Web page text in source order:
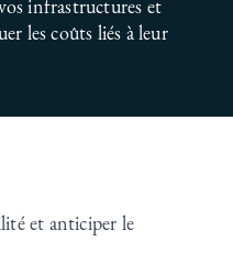
infrastructures et
les coûts liés à leur
et anticiper le